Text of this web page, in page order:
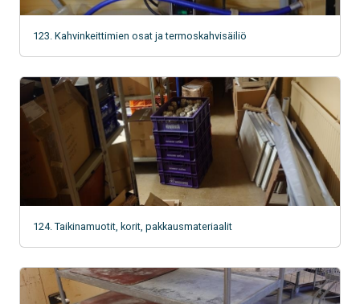
123. Kahvinkeittimien osat ja termoskahvisäiliö
124. Taikinamuotit, korit, pakkausmateriaalit